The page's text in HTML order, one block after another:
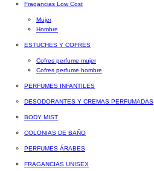
Fragancias Low Cost
Mujer
Hombre
ESTUCHES Y COFRES
Cofres perfume mujer
Cofres perfume hombre
PERFUMES INFANTILES
DESODORANTES Y CREMAS PERFUMADAS
BODY MIST
COLONIAS DE BAÑO
PERFUMES ÁRABES
FRAGANCIAS UNISEX